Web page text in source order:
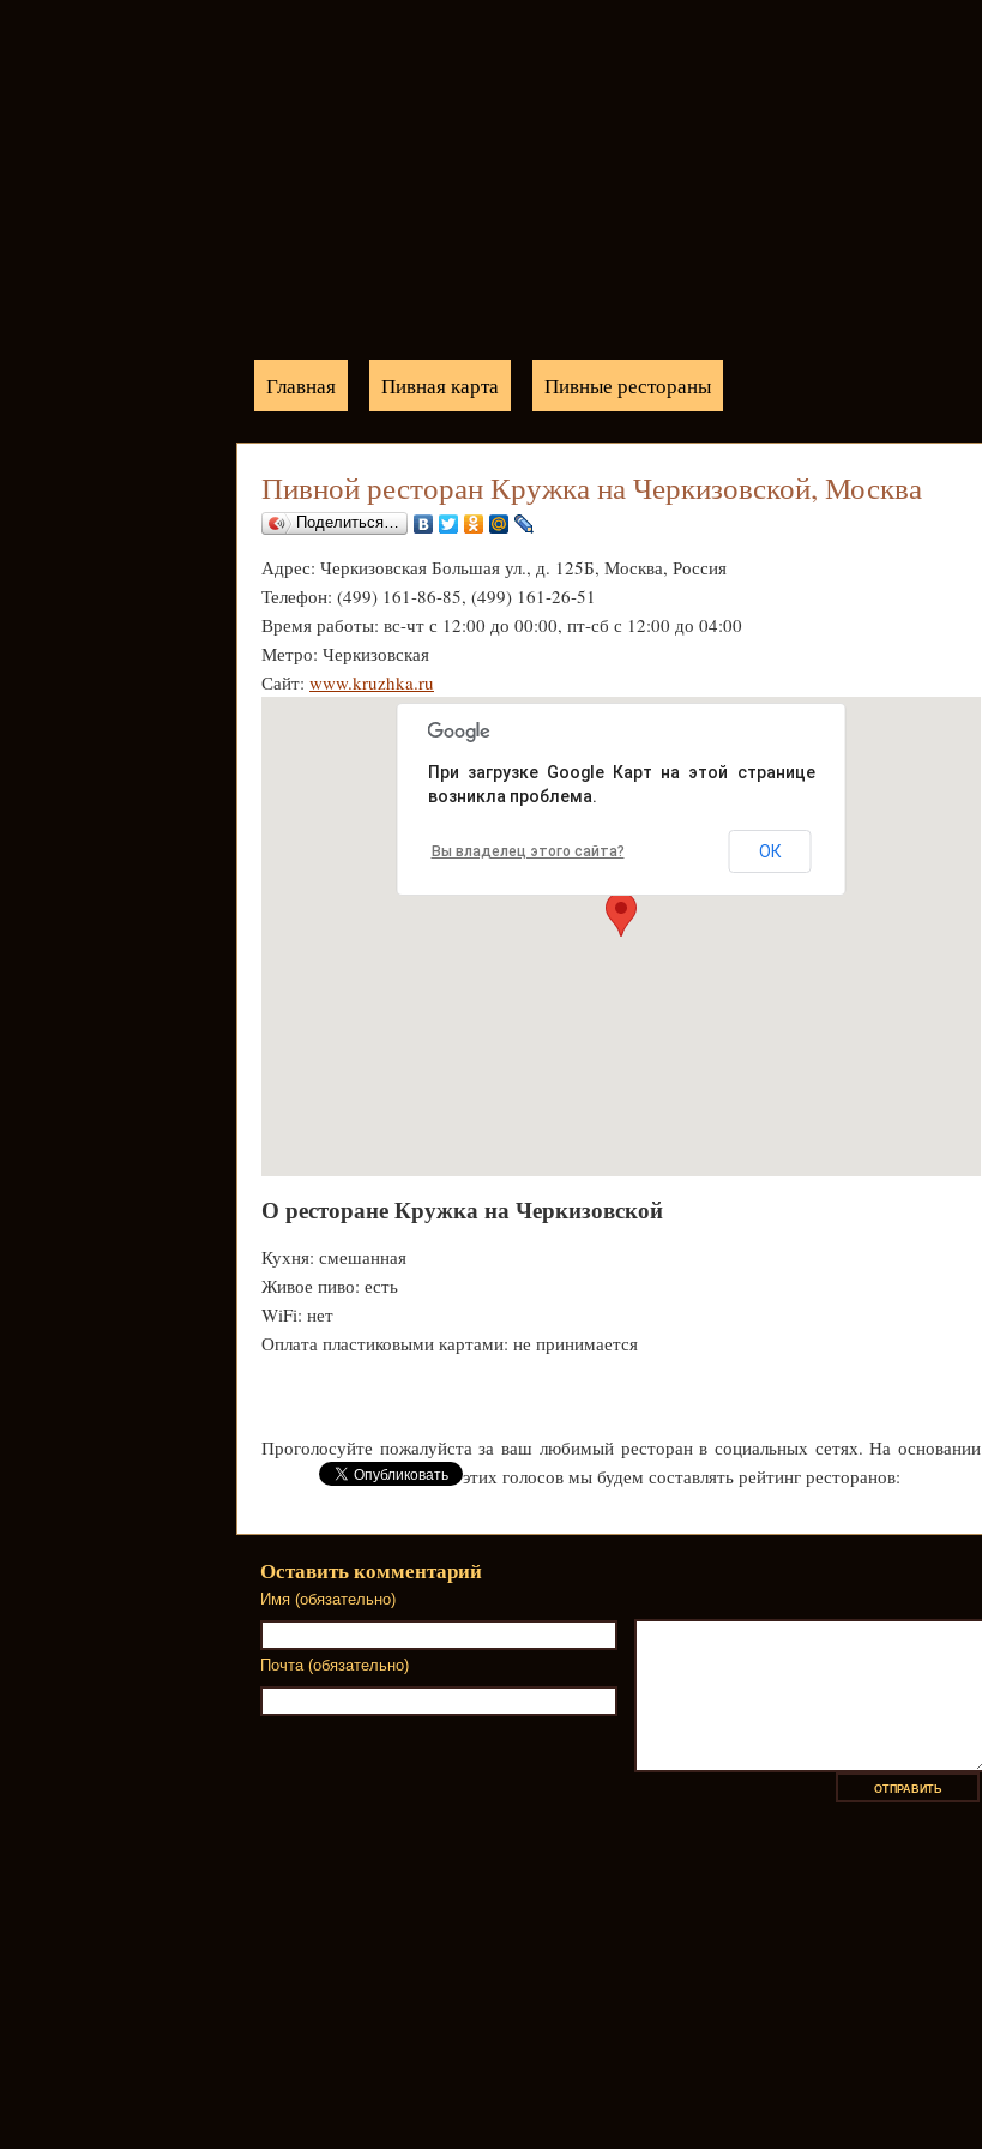
Главная Пивная карта Пивные рестораны
Пивной ресторан Кружка на Черкизовской, Москва
Поделиться…
Адрес: Черкизовская Большая ул., д. 125Б, Москва, Россия
Телефон: (499) 161-86-85, (499) 161-26-51
Время работы: вс-чт с 12:00 до 00:00, пт-сб с 12:00 до 04:00
Метро: Черкизовская
Сайт: www.kruzhka.ru
При загрузке Google Карт на этой странице
возникла проблема.
Вы владелец этого сайта? ОК
О ресторане Кружка на Черкизовской
Кухня: смешанная
Живое пиво: есть
WiFi: нет
Оплата пластиковыми картами: не принимается
Проголосуйте пожалуйста за ваш любимый ресторан в социальных сетях. На основании
этих голосов мы будем составлять рейтинг ресторанов:
Оставить комментарий
Имя (обязательно)
Почта (обязательно)